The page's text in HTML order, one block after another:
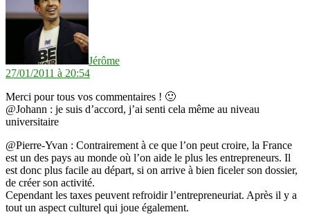
Jérôme
27/01/2011 à 20:54
Merci pour tous vos commentaires ! 🙂
@Johann : je suis d’accord, j’ai senti cela même au niveau
universitaire
@Pierre-Yvan : Contrairement à ce que l’on peut croire, la France
est un des pays au monde où l’on aide le plus les entrepreneurs. Il
est donc plus facile au départ, si on arrive à bien ficeler son dossier,
de créer son activité.
Cependant les taxes peuvent refroidir l’entrepreneuriat. Après il y a
tout un aspect culturel qui joue également.